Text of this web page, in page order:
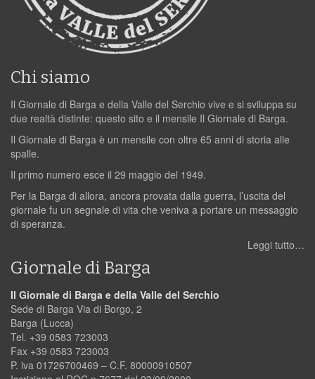
Chi siamo
Il Giornale di Barga e della Valle del Serchio vive e si sviluppa su
due realtà distinte: questo sito e il mensile Il Giornale di Barga.
Il Giornale di Barga è un mensile con oltre 65 anni di storia alle
spalle.
Il primo numero esce il 29 maggio del 1949.
Per la Barga di allora, ancora provata dalla guerra, l’uscita del
giornale fu un segnale di vita che veniva a portare un messaggio
di speranza.
Leggi tutto…
Giornale di Barga
Il Giornale di Barga e della Valle del Serchio
Sede di Barga Via di Borgo, 2
Barga (Lucca)
Tel. +39 0583 723003
Fax +39 0583 723003
P. iva 01726700469 – C.F. 80000910507